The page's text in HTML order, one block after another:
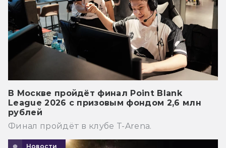
В Москве пройдёт финал Point Blank
League 2026 с призовым фондом 2,6 млн
рублей
Финал пройдёт в клубе T-Arena.
Новости